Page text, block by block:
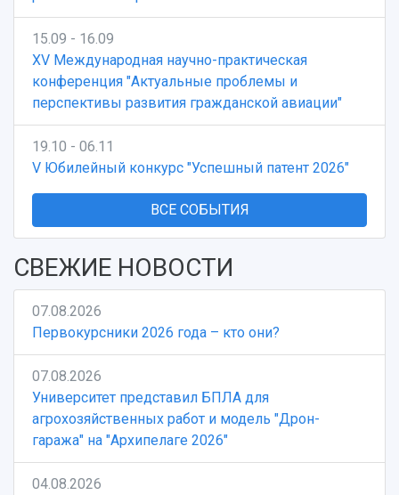
15.09 - 16.09
XV Международная научно-практическая
конференция "Актуальные проблемы и
перспективы развития гражданской авиации"
19.10 - 06.11
V Юбилейный конкурс "Успешный патент 2026"
ВСЕ СОБЫТИЯ
СВЕЖИЕ НОВОСТИ
07.08.2026
Первокурсники 2026 года – кто они?
07.08.2026
Университет представил БПЛА для
агрохозяйственных работ и модель "Дрон-
гаража" на "Архипелаге 2026"
04.08.2026